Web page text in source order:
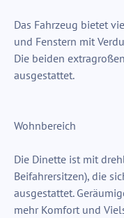
Das Fahrzeug bietet
und Fenstern mit
Die beiden
ausgestattet.
Wohnbereich
Die Dinette ist mit
Beifahrersitzen), die
ausgestattet.
mehr Komfort und